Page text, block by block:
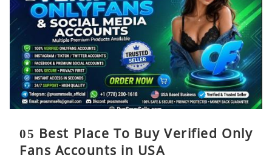
05 Best Place To Buy Verified Only
Fans Accounts in USA